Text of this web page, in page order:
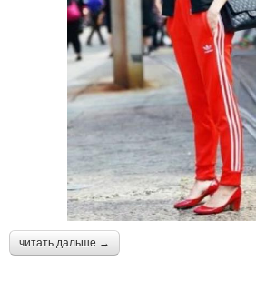
читать дальше →